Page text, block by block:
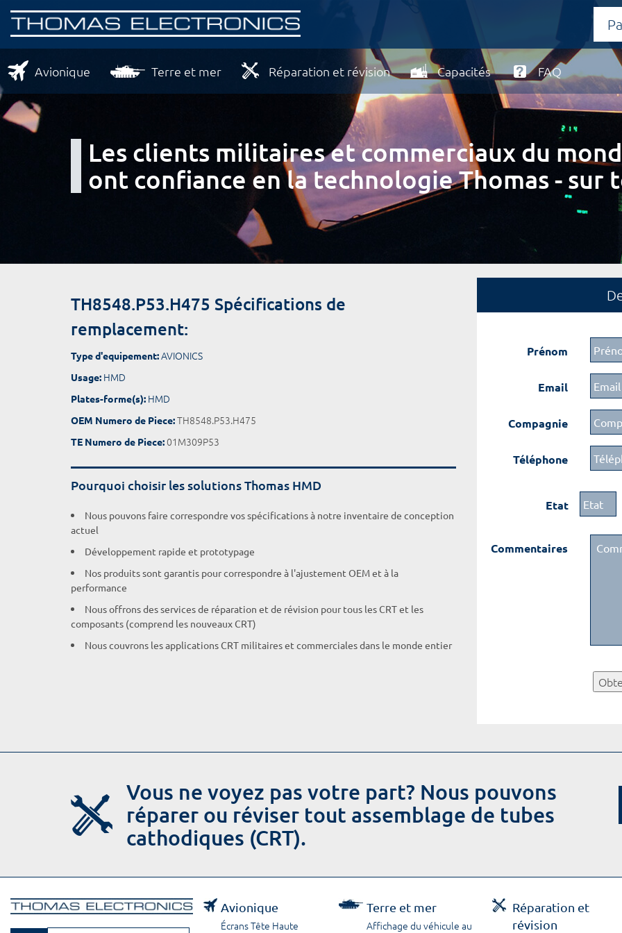
Avionique Terre et mer Réparation et révision Capacités FAQ
Les clients militaires et commerciaux du
ont confiance en la technologie Thomas - sur
TH8548.P53.H475 Spécifications de
remplacement:
Type d'equipement:AVIONICS
Usage: HMD
Plates-forme(s): HMD
OEM Numero de Piece:TH8548.P53.H475
TE Numero de Piece:01M309P53
Pourquoi choisir les solutions Thomas HMD
Nous pouvons faire correspondre vos spécifications à notre inventaire de conception
actuel
Développement rapide et prototypage
Nos produits sont garantis pour correspondre à l'ajustement OEM et à la
performance
Nous offrons des services de réparation et de révision pour tous les CRT et les
composants (comprend les nouveaux CRT)
Nous couvrons les applications CRT militaires et commerciales dans le monde entier
Prénom
Email
Compagnie
Téléphone
Etat
Commentaires
Vous ne voyez pas votre part? Nous pouvons
réparer ou réviser tout assemblage de tubes
cathodiques (CRT).
Avionique
Écrans Tête Haute
Terre et mer
Affichage du véhicule au
Réparation et
révision